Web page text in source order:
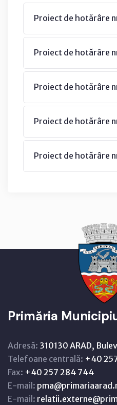
Proiect de hotărâre
Proiect de hotărâre
Proiect de hotărâre
Proiect de hotărâre
Proiect de hotărâre
Primăria
Adresă: 310130 ARAD,
Telefoane centrală: +40
Fax: +40 257 284 744
E-mail:
E-mail: